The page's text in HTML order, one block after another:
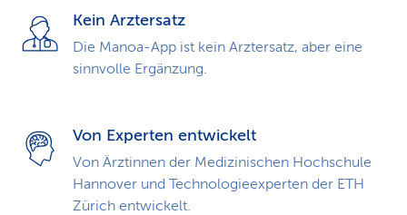
Kein Arztersatz
Die Manoa-App ist kein Arztersatz, aber eine
sinnvolle Ergänzung.
Von Experten entwickelt
Von Ärztinnen der Medizinischen Hoch­schule
Hannover und Techno­lo­gie­exper­ten der ETH
Zürich entwickelt.